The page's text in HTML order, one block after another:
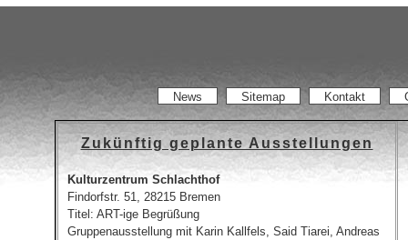
News Sitemap Kontakt
Zukünftig geplante Ausstellungen
Kulturzentrum Schlachthof
Findorfstr. 51, 28215 Bremen
Titel: ART-ige Begrüßung
Gruppenausstellung mit Karin Kallfels, Said Tiarei, Andreas